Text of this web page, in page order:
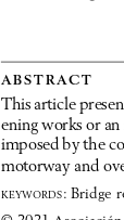
a b s t r a c t
This article
ening works or an
imposed by the
motorway and
keywords : Bridge